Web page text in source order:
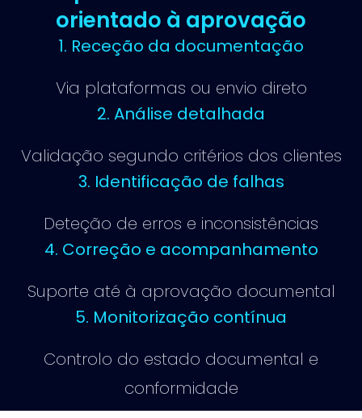
orientado à aprovação
1. Receção da documentação
Via plataformas ou envio direto
2. Análise detalhada
Validação segundo critérios dos clientes
3. Identificação de falhas
Deteção de erros e inconsistências
4. Correção e acompanhamento
Suporte até à aprovação documental
5. Monitorização contínua
Controlo do estado documental e
conformidade